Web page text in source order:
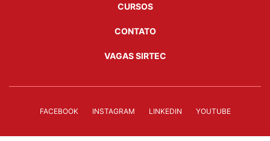
CURSOS
CONTATO
VAGAS SIRTEC
FACEBOOK INSTAGRAM LINKEDIN YOUTUBE